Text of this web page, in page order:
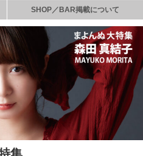
SHOP／BAR掲載について